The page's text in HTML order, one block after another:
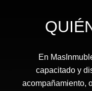
En
capacitado y
acompañamiento,